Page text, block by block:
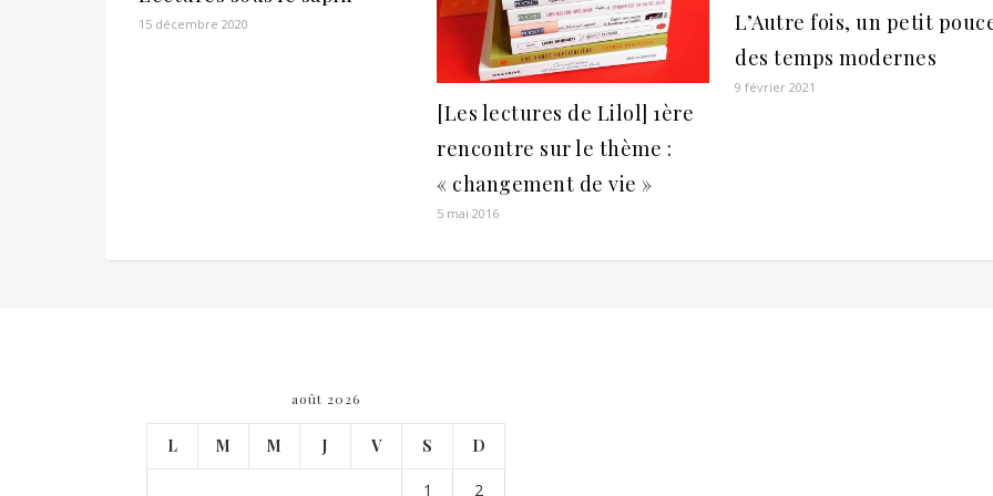
15 décembre 2020
[Les lectures de Lilol] 1ère
rencontre sur le thème :
« changement de vie »
5 mai 2016
L’Autre fois, un petit
des temps modernes
9 février 2021
août 2026
L M M J V S D
1 2